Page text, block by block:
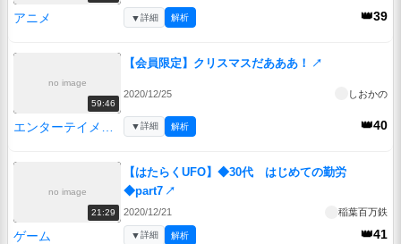
アニメ 👑39
▼詳細 解析
no image
59:46
【会員限定】クリスマスだあああ！ ↗
2020/12/25 しおかの
👑40
▼詳細 解析
no image
21:29
【はたらくUFO】◆30代 はじめての勤労
◆part7 ↗
2020/12/21 稲葉百万鉄
ゲーム 👑41
▼詳細 解析